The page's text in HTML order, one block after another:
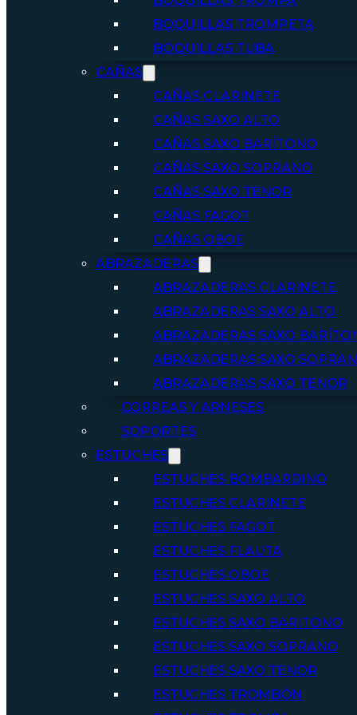
BOQUILLAS TROMPETA
BOQUILLAS TUBA
CAÑAS
CAÑAS CLARINETE
CAÑAS SAXO ALTO
CAÑAS SAXO BARÍTONO
CAÑAS SAXO SOPRANO
CAÑAS SAXO TENOR
CAÑAS FAGOT
CAÑAS OBOE
ABRAZADERAS
ABRAZADERAS CLARINETE
ABRAZADERAS SAXO ALTO
ABRAZADERAS SAXO
ABRAZADERAS SAXO
ABRAZADERAS SAXO TENOR
CORREAS Y ARNESES
SOPORTES
ESTUCHES
ESTUCHES BOMBARDINO
ESTUCHES CLARINETE
ESTUCHES FAGOT
ESTUCHES FLAUTA
ESTUCHES OBOE
ESTUCHES SAXO ALTO
ESTUCHES SAXO BARITONO
ESTUCHES SAXO SOPRANO
ESTUCHES SAXO TENOR
ESTUCHES TROMBÓN